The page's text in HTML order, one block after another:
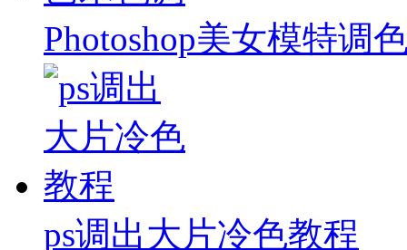
Photoshop美女模特调
ps调出大片冷色教程